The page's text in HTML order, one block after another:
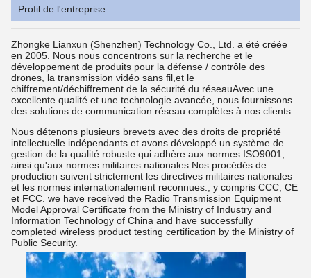
Profil de l'entreprise
Zhongke Lianxun (Shenzhen) Technology Co., Ltd. a été créée
en 2005. Nous nous concentrons sur la recherche et le
développement de produits pour la défense / contrôle des
drones, la transmission vidéo sans fil,et le
chiffrement/déchiffrement de la sécurité du réseauAvec une
excellente qualité et une technologie avancée, nous fournissons
des solutions de communication réseau complètes à nos clients.
Nous détenons plusieurs brevets avec des droits de propriété
intellectuelle indépendants et avons développé un système de
gestion de la qualité robuste qui adhère aux normes ISO9001,
ainsi qu'aux normes militaires nationales.Nos procédés de
production suivent strictement les directives militaires nationales
et les normes internationalement reconnues., y compris CCC, CE
et FCC. we have received the Radio Transmission Equipment
Model Approval Certificate from the Ministry of Industry and
Information Technology of China and have successfully
completed wireless product testing certification by the Ministry of
Public Security.